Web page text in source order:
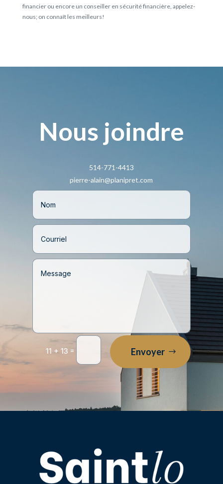
financier ou encore un conseiller en sécurité financière, appelez-
nous; on connaît les meilleurs!
Nous joindre
514-771-4413
pierre-alain@planipret.com
11 + 13 = Envoyer